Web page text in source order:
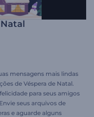
mensagens mais lindas
de Véspera de Natal.
para seus amigos
seus arquivos de
e aguarde alguns